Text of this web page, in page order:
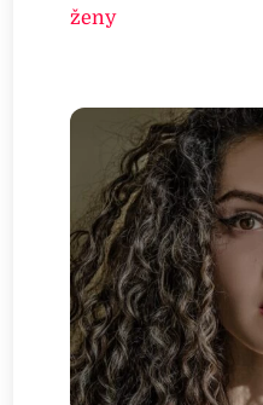
ženy